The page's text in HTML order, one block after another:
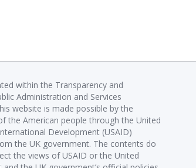
within the Transparency and
Administration and Services
website is made possible by the
the American people through the United
Development (USAID)
the UK government. The contents do
the views of USAID or the United